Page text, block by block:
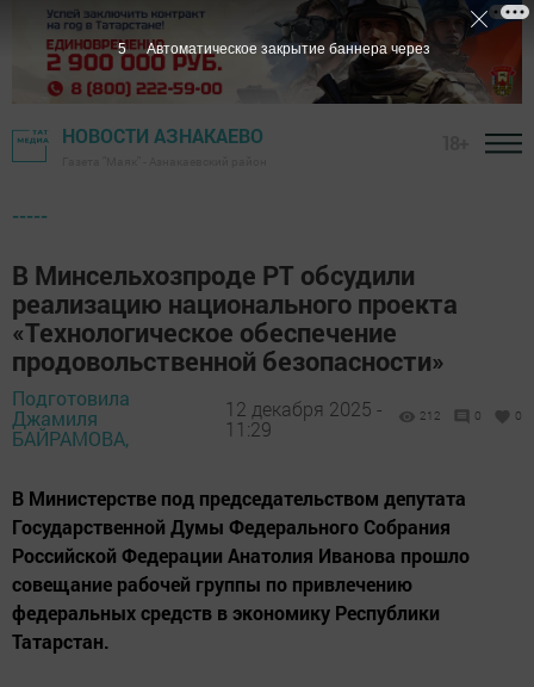
НОВОСТИ АЗНАКАЕВО
-----
В Минсельхозпроде РТ обсудили
реализацию национального проекта
«Технологическое обеспечение
продовольственной безопасности»
Подготовила
Джамиля
БАЙРАМОВА,
12 декабря 2025 -
11:29
212 0 0
В Министерстве под председательством депутата
Государственной Думы Федерального Собрания
Российской Федерации Анатолия Иванова прошло
совещание рабочей группы по привлечению
федеральных средств в экономику Республики
Татарстан.
4 Автоматическое закрытие баннера через